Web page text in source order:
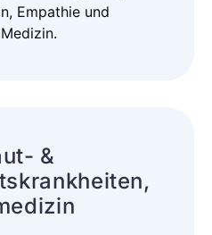
Empathie und
&